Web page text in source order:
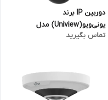
دوربین IP برند
یونی‌ویو(Uniview) مدل
دام - لنز(PTZ) - 2 مگاپیکسل
تماس بگیرید